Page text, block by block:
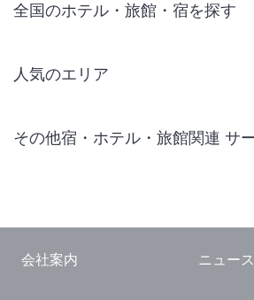
全国のホテル・旅館・宿を探す
人気のエリア
仙台 ホテル
東京ドーム ホテル
その他宿・ホテル・旅館関連 サ
会社案内 ニュー